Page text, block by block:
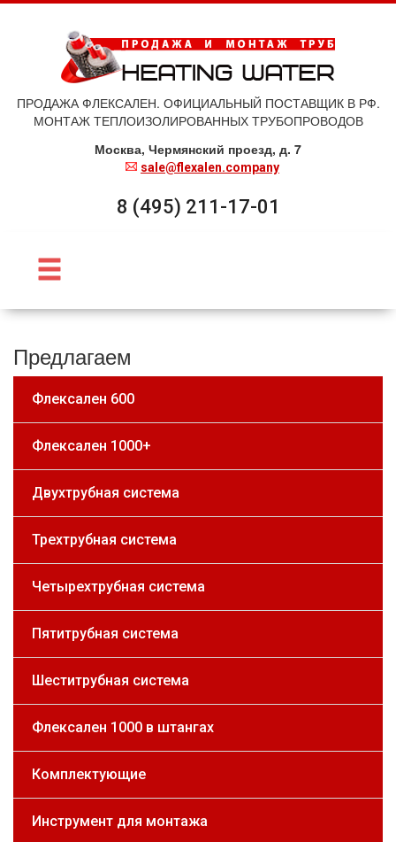
ПРОДАЖА ФЛЕКСАЛЕН. ОФИЦИАЛЬНЫЙ ПОСТАВЩИК В РФ.
МОНТАЖ ТЕПЛОИЗОЛИРОВАННЫХ ТРУБОПРОВОДОВ
Москва, Чермянский проезд, д. 7
sale@flexalen.company
8 (495) 211-17-01
Предлагаем
Флексален 600
Флексален 1000+
Двухтрубная система
Трехтрубная система
Четырехтрубная система
Пятитрубная система
Шеститрубная система
Флексален 1000 в штангах
Комплектующие
Инструмент для монтажа